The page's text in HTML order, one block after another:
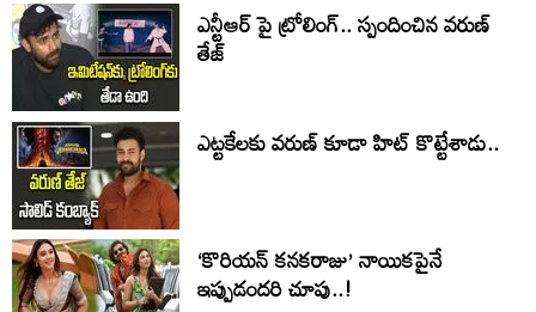
ఎన్టీఆర్ పై ట్రోలింగ్.. స్పందించిన వరుణ్
తేజ్
ఎట్టకేలకు వరుణ్ కూడా హిట్ కొట్టేశాడు..
‘కొరియన్ కనకరాజు’ నాయికపైనే
ఇప్పుడందరి చూపు..!